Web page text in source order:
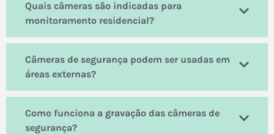
Quais câmeras são indicadas para
monitoramento residencial?
Câmeras de segurança podem ser usadas em
áreas externas?
Como funciona a gravação das câmeras de
segurança?